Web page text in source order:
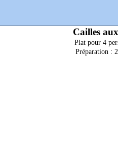
Cailles
Plat pour 4
Préparation :